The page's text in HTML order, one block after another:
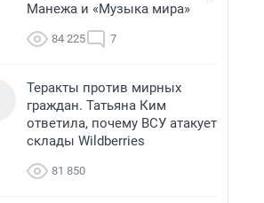
Манежа и «Музыка мира»
84 225 7
Теракты против мирных
граждан. Татьяна Ким
ответила, почему ВСУ атакует
склады Wildberries
81 850